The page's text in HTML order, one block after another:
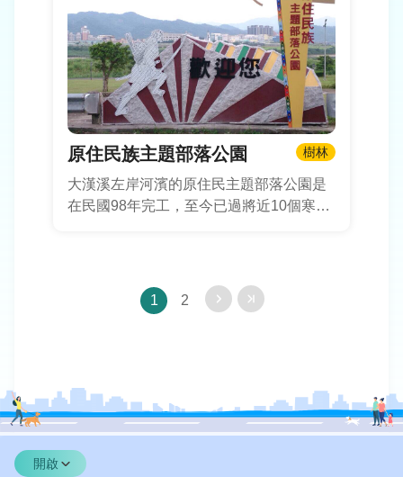
原住民族主題部落公園 樹林
大漢溪左岸河濱的原住民主題部落公園是
在民國98年完工，至今已過將近10個寒
廣場換上新的圖騰增添新風貌，也將區內
辦理活動時遊覽車停車的空間納入考量，
便利。
1 2
開啟